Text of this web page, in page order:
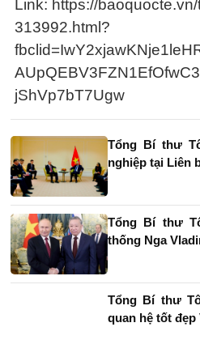
Link: https://
313992.html?
jShVp7bT7Ugw
Tổng Bí thư
nghiệp tại Liên
Tổng Bí thư
thống Nga
Tổng Bí thư
quan hệ tốt đẹp